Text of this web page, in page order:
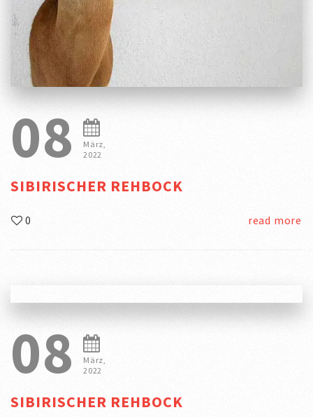
08
März,
2022
SIBIRISCHER REHBOCK
0 read more
08
März,
2022
SIBIRISCHER REHBOCK